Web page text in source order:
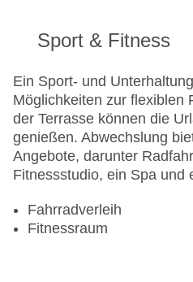
Sport & Fitness
Ein Sport- und
Möglichkeiten zur flexiblen
der Terrasse können die
genießen. Abwechslung
Angebote, darunter
Fitnessstudio, ein Spa und
Fahrradverleih
Fitnessraum